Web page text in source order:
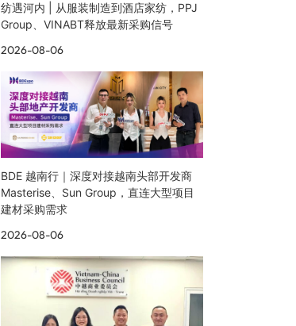
纺遇河内 | 从服装制造到酒店家纺，PPJ
Group、VINABT释放最新采购信号
2026-08-06
BDE 越南行｜深度对接越南头部开发商
Masterise、Sun Group，直连大型项目
建材采购需求
2026-08-06